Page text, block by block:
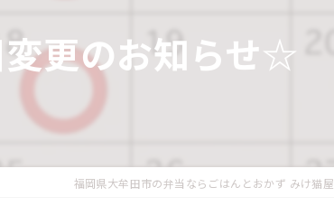
更のお知らせ☆
福岡県大牟田市の弁当ならごはんとおかず みけ猫屋